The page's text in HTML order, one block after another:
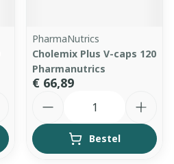
PharmaNutrics
Cholemix Plus V-caps 120
Pharmanutrics
€ 66,89
Bestel